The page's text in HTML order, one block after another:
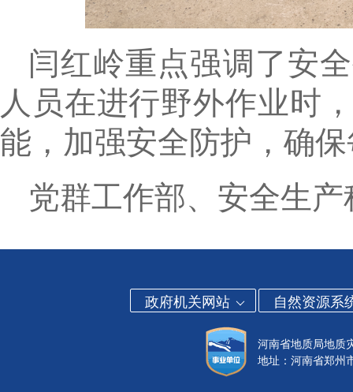
闫红岭重点强调了安
人员在进行野外作业时
能，加强安全防护 ，确
党群工作部、安全生
政府机关网站 自然资源系
河南省地质局地
地址：河南省郑州